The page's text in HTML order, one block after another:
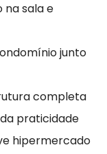
na sala e
junto
completa
praticidade
hipermercado